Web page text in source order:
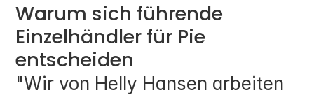
Warum sich führende
Einzelhändler für Pie
entscheiden
"Wir von Helly Hansen arbeiten